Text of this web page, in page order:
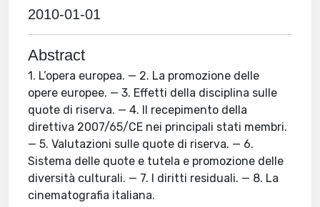
2010-01-01
Abstract
1. L’opera europea. — 2. La promozione delle
opere europee. — 3. Effetti della disciplina sulle
quote di riserva. — 4. Il recepimento della
direttiva 2007/65/CE nei principali stati membri.
— 5. Valutazioni sulle quote di riserva. — 6.
Sistema delle quote e tutela e promozione delle
diversità culturali. — 7. I diritti residuali. — 8. La
cinematografia italiana.